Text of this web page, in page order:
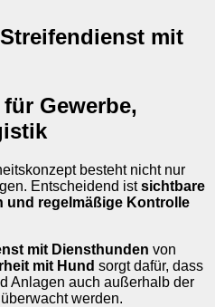
mit
Gewerbe,
besteht nicht nur
Entscheidend istsichtbare
und regelmäßige Kontrolle
mit Diensthunden von
mit Hund sorgt dafür, dass
Anlagen auch außerhalb der
werden.